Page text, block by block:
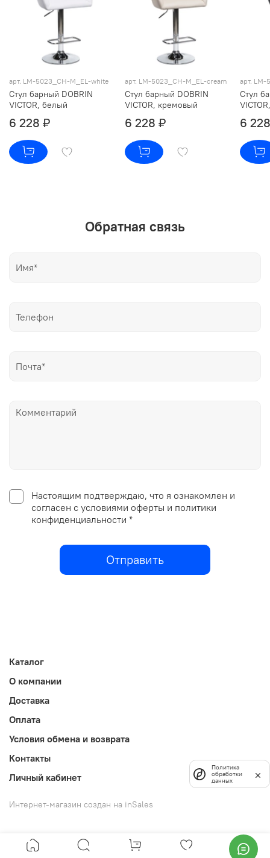
арт. LM-5023_CH-M_EL-white
Стул барный DOBRIN
VICTOR, белый
6 228 ₽
арт. LM-5023_CH-M_EL-cream
Стул барный DOBRIN
VICTOR, кремовый
6 228 ₽
арт.
Стул
6
Обратная связь
Настоящим подтверждаю, что я ознакомлен и
согласен с условиями оферты и политики
конфиденциальности *
Отправить
Каталог
О компании
Доставка
Оплата
Условия обмена и возврата
Контакты
Личный кабинет
Интернет-магазин создан на inSales
Политика
обработки
данных